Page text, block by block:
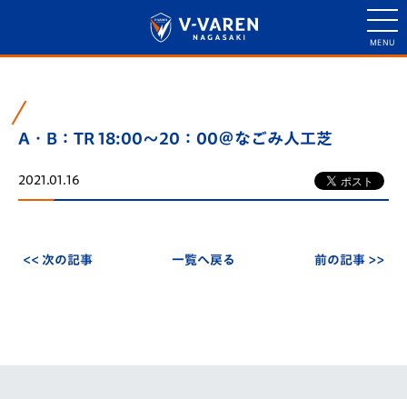
A・B：TR 18:00～20：00＠なごみ人工芝
2021.01.16
<< 次の記事 一覧へ戻る 前の記事 >>